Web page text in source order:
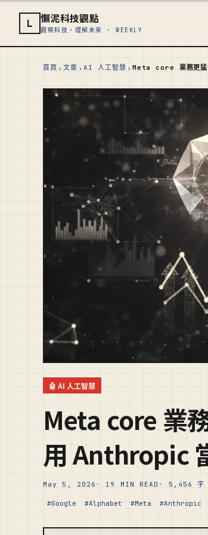
L 懶泥科技觀點
觀察科技，理解未來 · WEEKLY
首頁 › 文章 › AI 人工智慧 ›
🤖 AI 人工智慧
Meta core 業
用 Anthropic
May 5, 2026 · 19 MIN READ · 5,456 字
#Google #Alphabet #Meta #Anthropic